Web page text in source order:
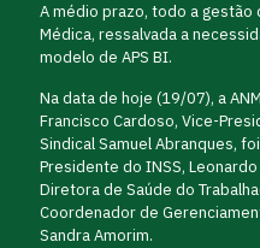
A médio prazo, todo a
Médica, ressalvada a
modelo de APS BI.
Na data de hoje (19/07), a
Francisco Cardoso, Vice-
Sindical Samuel Abranques,
Presidente do INSS,
Diretora de Saúde do
Coordenador de
Sandra Amorim.